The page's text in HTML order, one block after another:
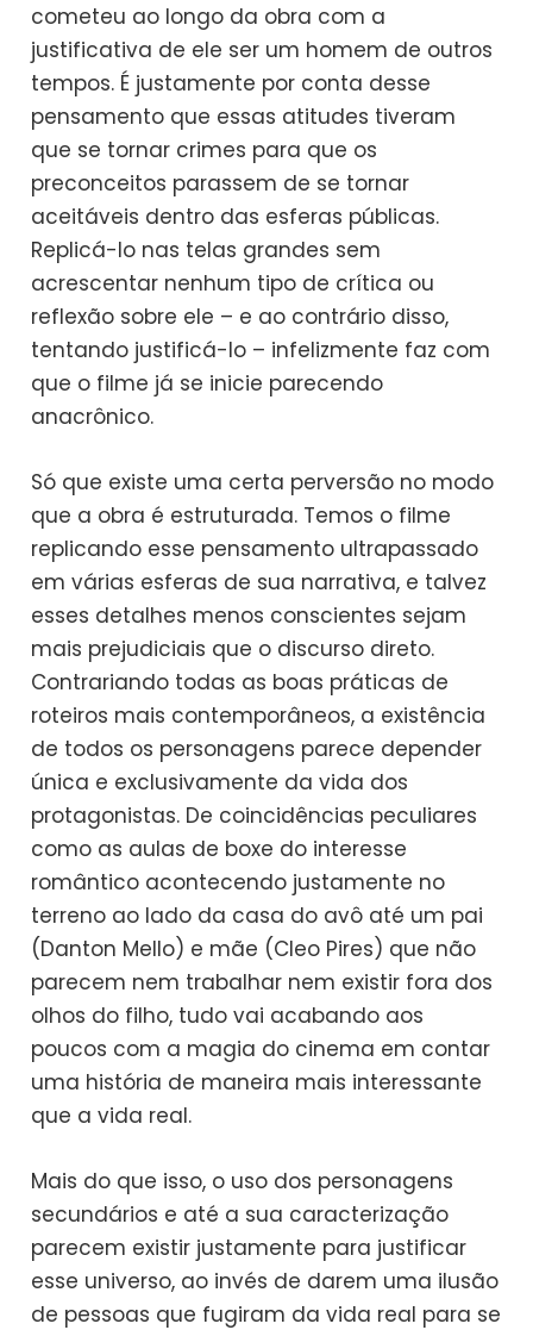
cometeu ao longo da obra com a
justificativa de ele ser um homem de outros
tempos. É justamente por conta desse
pensamento que essas atitudes tiveram
que se tornar crimes para que os
preconceitos parassem de se tornar
aceitáveis dentro das esferas públicas.
Replicá-lo nas telas grandes sem
acrescentar nenhum tipo de crítica ou
reflexão sobre ele – e ao contrário disso,
tentando justificá-lo – infelizmente faz com
que o filme já se inicie parecendo
anacrônico.
Só que existe uma certa perversão no modo
que a obra é estruturada. Temos o filme
replicando esse pensamento ultrapassado
em várias esferas de sua narrativa, e talvez
esses detalhes menos conscientes sejam
mais prejudiciais que o discurso direto.
Contrariando todas as boas práticas de
roteiros mais contemporâneos, a existência
de todos os personagens parece depender
única e exclusivamente da vida dos
protagonistas. De coincidências peculiares
como as aulas de boxe do interesse
romântico acontecendo justamente no
terreno ao lado da casa do avô até um pai
(Danton Mello) e mãe (Cleo Pires) que não
parecem nem trabalhar nem existir fora dos
olhos do filho, tudo vai acabando aos
poucos com a magia do cinema em contar
uma história de maneira mais interessante
que a vida real.
Mais do que isso, o uso dos personagens
secundários e até a sua caracterização
parecem existir justamente para justificar
esse universo, ao invés de darem uma ilusão
de pessoas que fugiram da vida real para se